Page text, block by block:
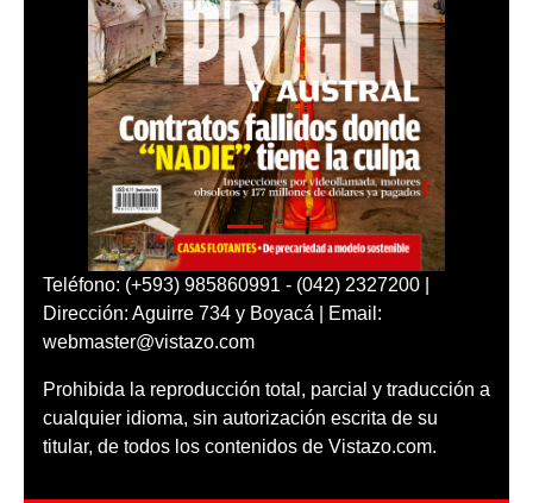
Teléfono: (+593) 985860991 - (042) 2327200 |
Dirección: Aguirre 734 y Boyacá | Email:
webmaster@vistazo.com
Prohibida la reproducción total, parcial y traducción a
cualquier idioma, sin autorización escrita de su
titular, de todos los contenidos de Vistazo.com.